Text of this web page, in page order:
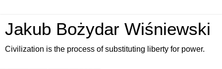
Jakub Bożydar Wiśniewski
Civilization is the process of substituting liberty for power.